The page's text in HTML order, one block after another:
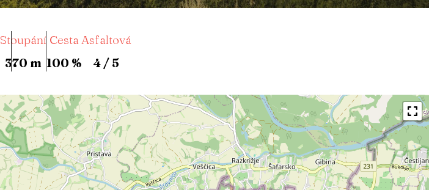
Stoupání
370 m
Cesta
100 %
Asfaltová
4 / 5